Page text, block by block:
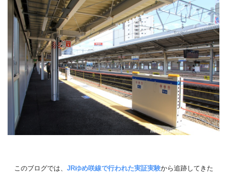
このブログでは、 JRゆめ咲線で行われた実証実験から追跡してきた